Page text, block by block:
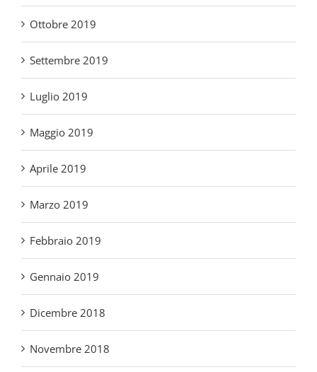
Settembre 2019
Luglio 2019
Maggio 2019
Aprile 2019
Marzo 2019
Febbraio 2019
Gennaio 2019
Dicembre 2018
Novembre 2018
Febbraio 2015